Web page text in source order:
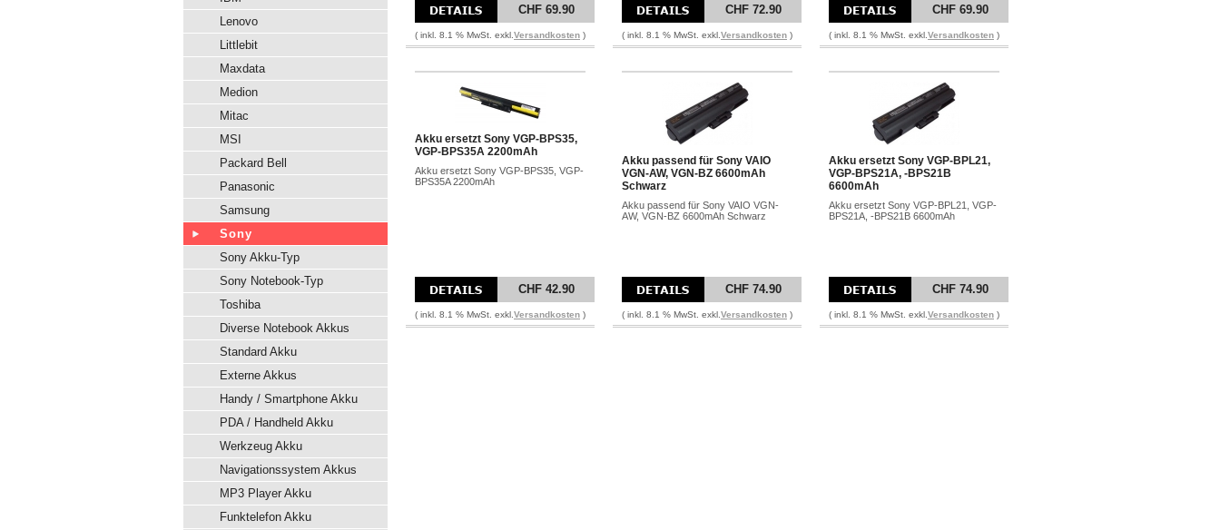
Lenovo
Littlebit
Maxdata
Medion
Mitac
MSI
Packard Bell
Panasonic
Samsung
Sony
Sony Akku-Typ
Sony Notebook-Typ
Toshiba
Diverse Notebook Akkus
Standard Akku
Externe Akkus
Handy / Smartphone Akku
PDA / Handheld Akku
Werkzeug Akku
Navigationssystem Akkus
MP3 Player Akku
Funktelefon Akku
CHF 69.90
( inkl. 8.1 % MwSt. exkl. Versandkosten )
CHF 72.90
( inkl. 8.1 % MwSt. exkl. Versandkosten )
CHF 69.90
( inkl. 8.1 % MwSt. exkl. Versandkosten )
Akku ersetzt Sony VGP-BPS35,
VGP-BPS35A 2200mAh
Akku ersetzt Sony VGP-BPS35, VGP-
BPS35A 2200mAh
CHF 42.90
( inkl. 8.1 % MwSt. exkl. Versandkosten )
Akku passend für Sony VAIO
VGN-AW, VGN-BZ 6600mAh
Schwarz
Akku passend für Sony VAIO VGN-
AW, VGN-BZ 6600mAh Schwarz
CHF 74.90
( inkl. 8.1 % MwSt. exkl. Versandkosten )
Akku ersetzt Sony VGP-BPL21,
VGP-BPS21A, -BPS21B
6600mAh
Akku ersetzt Sony VGP-BPL21, VGP-
BPS21A, -BPS21B 6600mAh
CHF 74.90
( inkl. 8.1 % MwSt. exkl. Versandkosten )